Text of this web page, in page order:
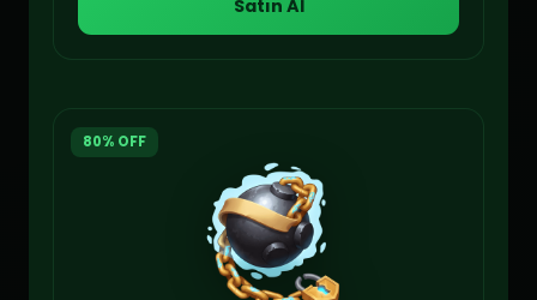
Satın Al
80% OFF